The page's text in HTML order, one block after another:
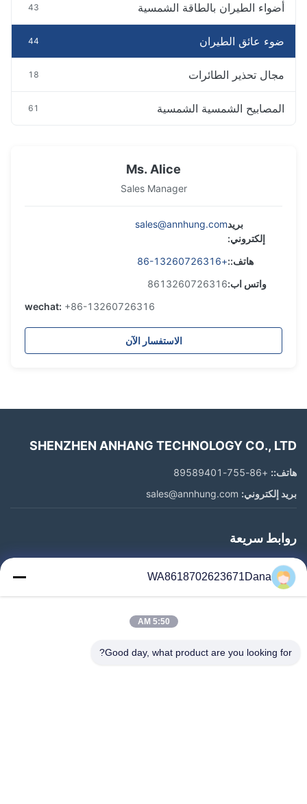
أضواء الطيران بالطاقة الشمسية 43
ضوء عائق الطيران 44
مجال تحذير الطائرات 18
المصابيح الشمسية الشمسية 61
Ms. Alice
Sales Manager
بريد
إلكتروني:
sales@annhung.com
هاتف::+86-13260726316
واتس اب:8613260726316
wechat: +86-13260726316
الاستفسار الآن
SHENZHEN ANHANG TECHNOLOGY CO., LTD
هاتف:: +86-755-89589401
بريد إلكتروني:
روابط سريعة
المنزل
المنتجات
جولة في المعمل
WA8618702623671Dana
5:50 AM
Good day, what product are you looking for?